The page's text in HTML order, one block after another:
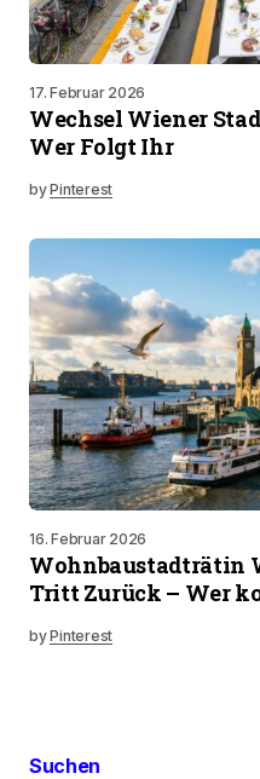
17. Februar 2026
Wechsel Wiener
Wer Folgt Ihr
byPinterest
16. Februar 2026
Wohnbaustadträtin
Tritt Zurück – Wer
byPinterest
Suchen